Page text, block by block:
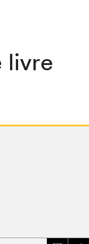
livre